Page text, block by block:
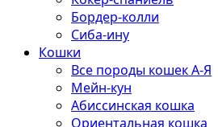
Бордер-колли
Сиба-ину
Кошки
Все породы кошек А-Я
Мейн-кун
Абиссинская кошка
Ориентальная кошка